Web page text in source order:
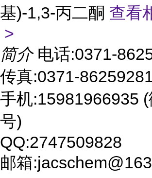
基)-1,3-丙二酮 查看
>
简介 电话:0371-
传真:0371-
手机:15981966935 (
号)
QQ:2747509828
邮箱